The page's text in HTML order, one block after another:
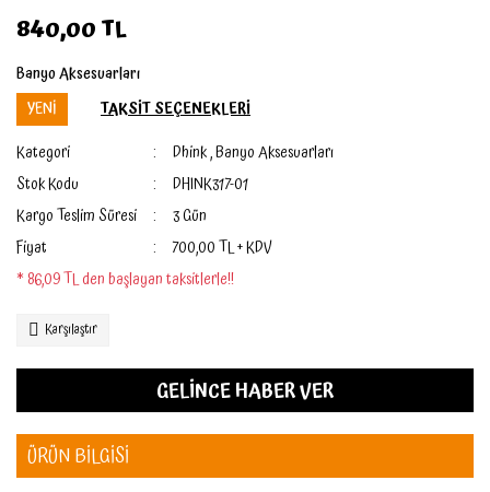
840,00 TL
Banyo Aksesuarları
YENİ
TAKSİT SEÇENEKLERİ
Kategori
Dhink,Banyo Aksesuarları
Stok Kodu
DHINK317-01
Kargo Teslim Süresi
3 Gün
Fiyat
700,00 TL + KDV
* 86,09 TL den başlayan taksitlerle!!
Karşılaştır
GELİNCE HABER VER
ÜRÜN BİLGİSİ